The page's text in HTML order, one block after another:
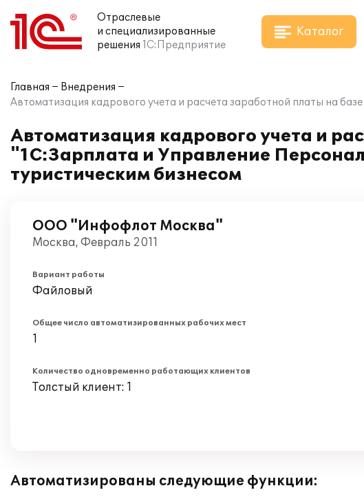
Отраслевые
и специализированные
решения 1С:Предприятие
Каталог
Главная
Внедрения
Автоматизация кадрового учета и расчета заработной платы на
Автоматизация кадрового учета и
"1С:Зарплата и Управление
туристическим бизнесом
ООО "Инфофлот Москва"
Москва, Февраль 2011
Вариант работы
Файловый
Общее число автоматизированных рабочих мест
1
Количество одновременно работающих клиентов
Толстый клиент: 1
Автоматизированы следующие функции: